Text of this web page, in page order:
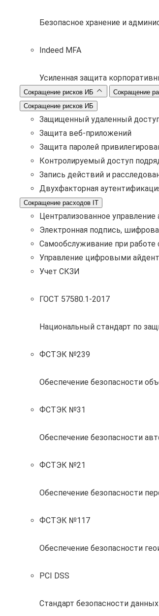
Безопасное хранение и
Indeed MFA
Усиленная защита
Сокращение рисков ИБ
Сокращение
Сокращение рисков ИБ
Защищенный удаленный
Защита веб-приложений
Защита паролей
Контролируемый доступ
Запись действий и
Двухфакторная
Сокращение расходов IT
Централизованное
Электронная подпись,
Самообслуживание при
Управление цифровыми
Учет СКЗИ
ГОСТ 57580.1-2017
Национальный стандарт по
ФСТЭК №239
Обеспечение безопасности
ФСТЭК №31
Обеспечение безопасности
ФСТЭК №21
Обеспечение безопасности
ФСТЭК №117
Обеспечение безопасности
PCI DSS
Стандарт безопасности